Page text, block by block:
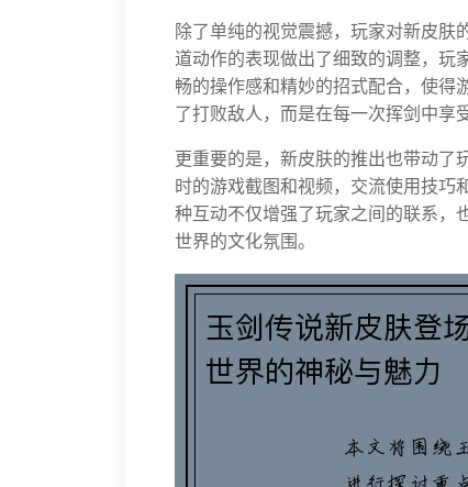
除了单纯的视觉震撼，玩家对新皮肤
道动作的表现做出了细致的调整，玩
畅的操作感和精妙的招式配合，使得
了打败敌人，而是在每一次挥剑中享
更重要的是，新皮肤的推出也带动了
时的游戏截图和视频，交流使用技巧
种互动不仅增强了玩家之间的联系，
世界的文化氛围。